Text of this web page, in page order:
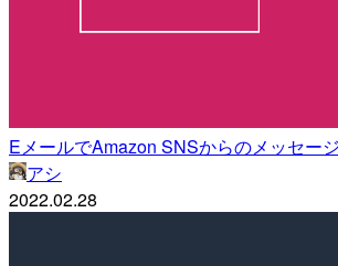
EメールでAmazon SNSからのメッセー
アシ
2022.02.28